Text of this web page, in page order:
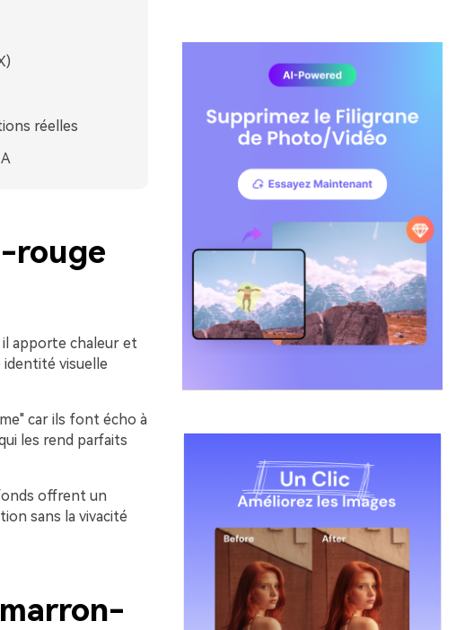
réelles
rouge
apporte chaleur et
visuelle
car ils font écho à
les rend parfaits
offrent un
sans la vivacité